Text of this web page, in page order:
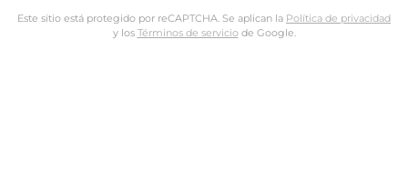
Este sitio está protegido por reCAPTCHA. Se aplican la Política de privacidad
y los Términos de serviciode Google.